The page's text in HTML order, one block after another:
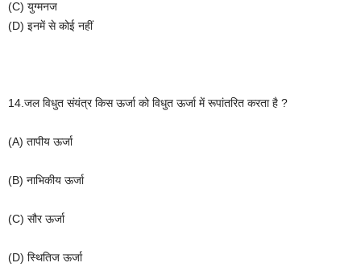
(C) युग्मनज
(D) इनमें से कोई नहीं
14. जल विधुत संयंत्र किस ऊर्जा को विधुत ऊर्जा में रूपांतरित करता है ?
(A) तापीय ऊर्जा
(B) नाभिकीय ऊर्जा
(C) सौर ऊर्जा
(D) स्थितिज ऊर्जा